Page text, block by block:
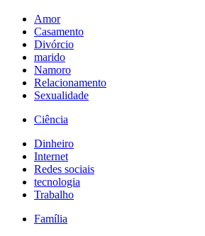
Amor
Casamento
Divórcio
marido
Namoro
Relacionamento
Sexualidade
Ciência
Dinheiro
Internet
Redes sociais
tecnologia
Trabalho
Família